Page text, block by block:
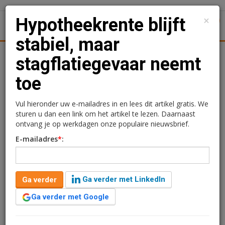
Uitgelicht Achtergronden
Hypotheekrente blijft
stabiel, maar
stagflatiegevaar neemt
toe
Redactie
11 mei 2026 om 09:20
3 maanden geleden aangepast
1 minuut leestijd
Afgelopen week waren er opnieuw weinig wijzigingen
×
Hypotheekrente blijft
stabiel, maar
stagflatiegevaar neemt
toe
Vul hieronder uw e-mailadres in en lees dit artikel gratis. We
sturen u dan een link om het artikel te lezen. Daarnaast
ontvang je op werkdagen onze populaire nieuwsbrief.
E-mailadres*:
Ga verder
Ga verder met LinkedIn
Ga verder met Google